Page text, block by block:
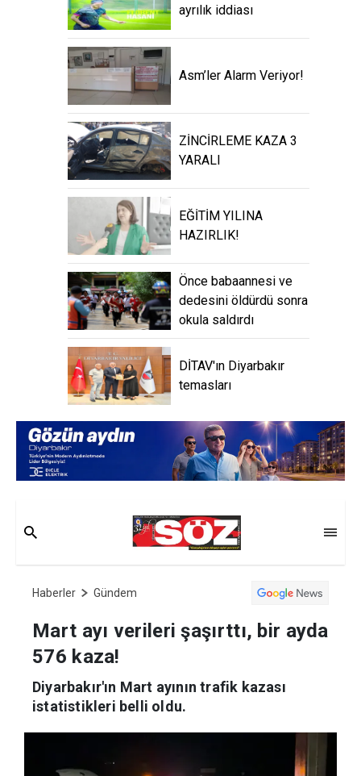
ayrılık iddiası
Asm’ler Alarm Veriyor!
ZİNCİRLEME KAZA 3
YARALI
EĞİTİM YILINA
HAZIRLIK!
Önce babaannesi ve
dedesini öldürdü sonra
okula saldırdı
DİTAV'ın Diyarbakır
temasları
Haberler Gündem
Mart ayı verileri şaşırttı, bir ayda
576 kaza!
Diyarbakır'ın Mart ayının trafik kazası
istatistikleri belli oldu.